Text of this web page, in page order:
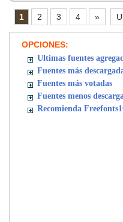
1 2 3 4 »
OPCIONES:
Ultimas fuentes
Fuentes más
Fuentes más votadas
Fuentes menos
Recomienda